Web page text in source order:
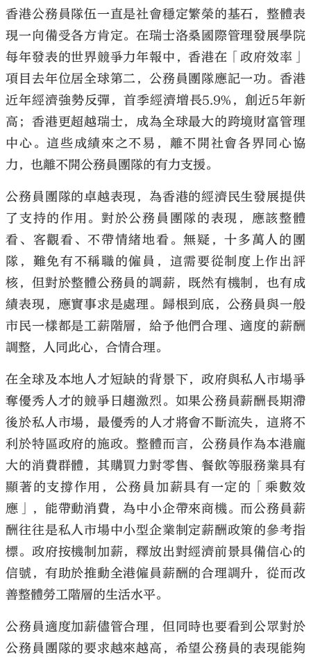
香港公務員隊伍一直是社會穩定繁榮的基石，整體表
現一向備受各方肯定。在瑞士洛桑國際管理發展學院
每年發表的世界競爭力年報中，香港在「政府效率」
項目去年位居全球第二，公務員團隊應記一功。香港
近年經濟強勢反彈，首季經濟增長5.9%，創近5年新
高；香港更超越瑞士，成為全球最大的跨境財富管理
中心。這些成績來之不易，離不開社會各界同心協
力，也離不開公務員團隊的有力支援。
公務員團隊的卓越表現，為香港的經濟民生發展提供
了支持的作用。對於公務員團隊的表現，應該整體
看、客觀看、不帶情緒地看。無疑，十多萬人的團
隊，難免有不稱職的僱員，這需要從制度上作出評
核，但對於整體公務員的調薪，既然有機制，也有成
績表現，應實事求是處理。歸根到底，公務員與一般
市民一樣都是工薪階層，給予他們合理、適度的薪酬
調整，人同此心，合情合理。
在全球及本地人才短缺的背景下，政府與私人市場爭
奪優秀人才的競爭日趨激烈。如果公務員薪酬長期滯
後於私人市場，最優秀的人才將會不斷流失，這將不
利於特區政府的施政。整體而言，公務員作為本港龐
大的消費群體，其購買力對零售、餐飲等服務業具有
顯著的支撐作用，公務員加薪具有一定的「乘數效
應」，能帶動消費，為中小企帶來商機。而公務員薪
酬往往是私人市場中小型企業制定薪酬政策的參考指
標。政府按機制加薪，釋放出對經濟前景具備信心的
信號，有助於推動全港僱員薪酬的合理調升，從而改
善整體勞工階層的生活水平。
公務員適度加薪儘管合理，但同時也要看到公眾對於
公務員團隊的要求越來越高，希望公務員的表現能夠